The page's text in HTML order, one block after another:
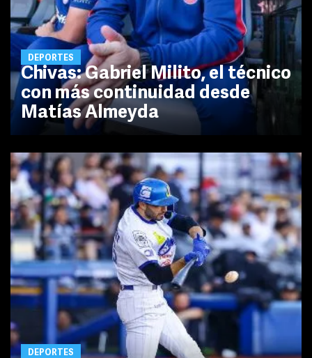
DEPORTES
Chivas: Gabriel Milito, el técnico
con más continuidad desde
Matías Almeyda
DEPORTES